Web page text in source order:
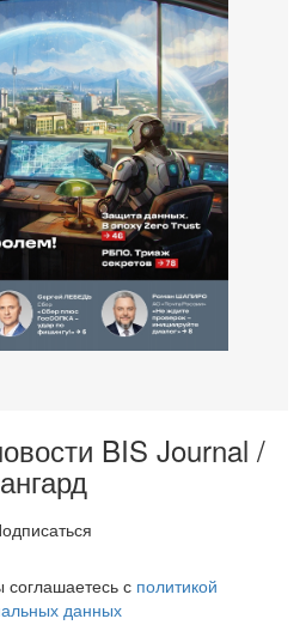
BIS Journal /
с политикой
данных